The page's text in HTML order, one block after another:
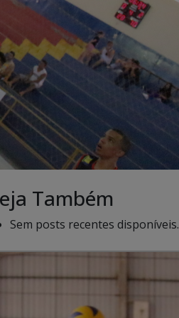
Também
Sem posts recentes disponíveis.